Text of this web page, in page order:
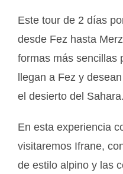
Este tour de 2 días
desde Fez hasta
formas más sencillas
llegan a Fez y
el desierto del Sahara.
En esta experiencia
visitaremos Ifrane,
de estilo alpino y las